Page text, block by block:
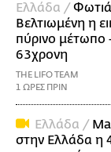
Ελλάδα /
Βελτιωμένη η
πύρινο μέτωπο
63χρονη
THE LIFO TEAM
1 ΩΡΕΣ ΠΡΙΝ
Ελλάδα /
στην Ελλάδα η